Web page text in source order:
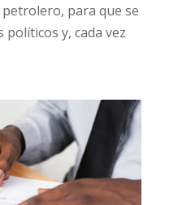
para que se
y, cada vez